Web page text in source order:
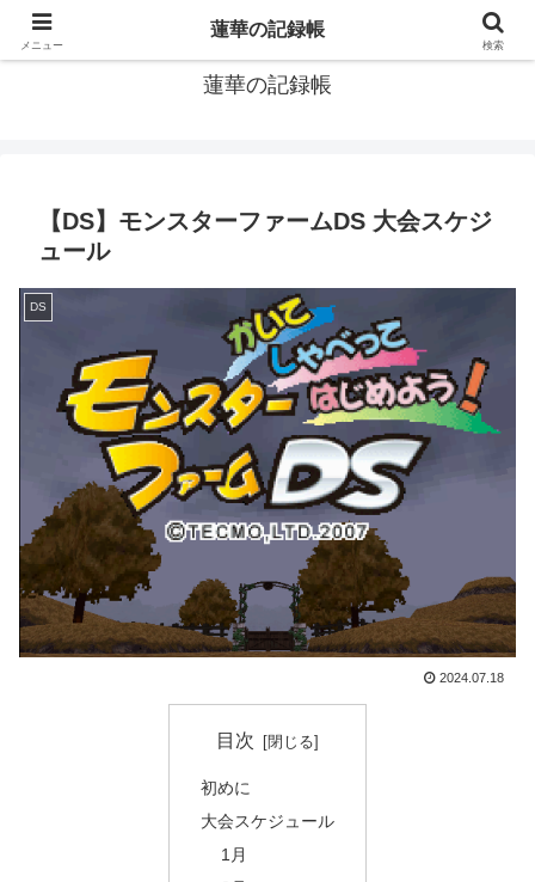
窓際社員の現役SEによるゲーム攻略、IT関連のメモです
蓮華の記録帳
【DS】モンスターファームDS 大会スケジ
ュール
DS
2024.07.18
目次
初めに
大会スケジュール
1月
メニュー
蓮華の記録帳
検索